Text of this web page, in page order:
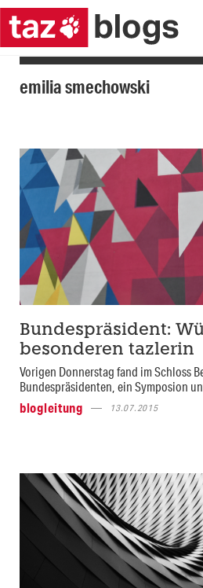
emilia smechowski
Bundespräsident:
besonderen tazlerin
Vorigen Donnerstag fand im Schloss
Bundespräsidenten, ein Symposion
blogleitung
13.07.2015